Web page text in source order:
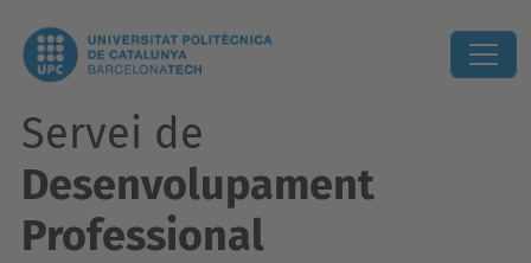
Servei de
Desenvolupament
Professional